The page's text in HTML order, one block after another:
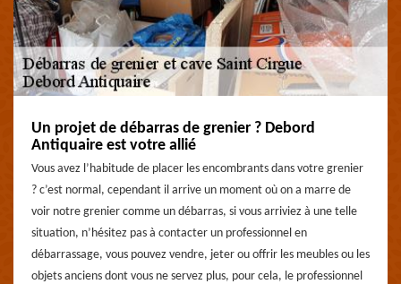
Un projet de débarras de grenier ? Debord
Antiquaire est votre allié
Vous avez l’habitude de placer les encombrants dans votre grenier
? c’est normal, cependant il arrive un moment où on a marre de
voir notre grenier comme un débarras, si vous arriviez à une telle
situation, n’hésitez pas à contacter un professionnel en
débarrassage, vous pouvez vendre, jeter ou offrir les meubles ou les
objets anciens dont vous ne servez plus, pour cela, le professionnel